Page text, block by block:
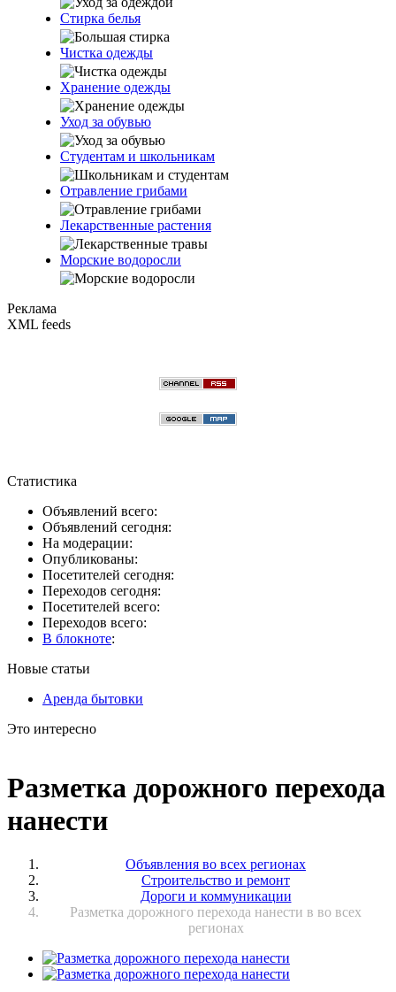
Стирка белья
Чистка одежды
Хранение одежды
Уход за обувью
Студентам и школьникам
Отравление грибами
Лекарственные растения
Морские водоросли
Реклама
XML feeds
Статистика
Объявлений всего:
Объявлений сегодня:
На модерации:
Опубликованы:
Посетителей сегодня:
Переходов сегодня:
Посетителей всего:
Переходов всего:
В блокноте:
Новые статьи
Аренда бытовки
Это интересно
Разметка дорожного перехода
нанести
Объявления во всех регионах
Строительство и ремонт
Дороги и коммуникации
Разметка дорожного перехода нанести в во всех
регионах